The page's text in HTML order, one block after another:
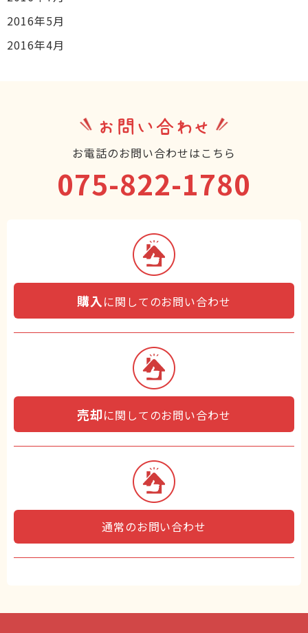
2016年5月
2016年4月
お問い合わせ
お電話のお問い合わせはこちら
075-822-1780
購入 に関してのお問い合わせ
売却に関してのお問い合わせ
通常のお問い合わせ